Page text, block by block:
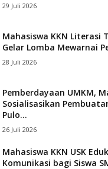
29 Juli 2026
Mahasiswa KKN Literasi
Gelar Lomba Mewarnai
28 Juli 2026
Pemberdayaan UMKM,
Sosialisasikan
Pulo...
26 Juli 2026
Mahasiswa KKN USK
Komunikasi bagi Siswa